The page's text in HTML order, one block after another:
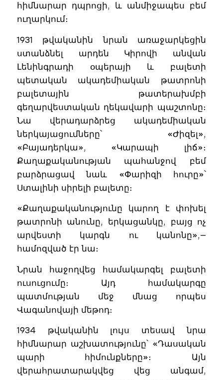
հիմնարար դպրոցի, և անմիջապես բեմ
ուղարկում։
1931 թվականին նրան առաջարկեցին
ստանձնել արդեն Կիրովի անվան
Լենինգրադի օպերայի և բալետի
պետական ակադեմիական թատրոնի
բալետային թատերախմբի
գեղարվեստական ղեկավարի պաշտոնը։
Նա վերադարձրեց ակադեմիական
ներկայացումները՝ «Ժիզել»,
«Բայադերկա», «Կարապի լիճ»։
Քաղաքականության պահանջով բեմ
բարձրացավ նաև «Փարիզի հուրը»՝
Ստալինի սիրելի բալետը։
«Քաղաքականությունը կարող է փոխել
թատրոնի անունը, երկացանկը, բայց ոչ
արվեստի կարգն ու կանոնը»,—
համոզված էր նա։
Նրան հաջողվեց համակարգել բալետի
ուսուցումը։ Այդ համակարգը
պատմության մեջ մնաց որպես
Վագանովայի մեթոդ։
1934 թվականին լույս տեսավ նրա
հիմնարար աշխատությունը՝ «Դասական
պարի հիմունքները»։ Այն
վերահրատարակվեց վեց անգամ,